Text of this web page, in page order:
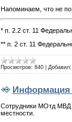
Напоминаем, что не
* п. 2.2 ст. 11
** п. 2 ст. 11
Просмотров: 840 Добавил:
Информация
Сотрудники МОтд МВД
местности.